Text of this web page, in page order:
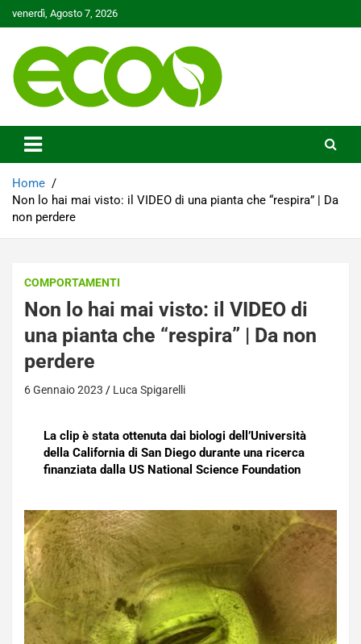
to
venerdì, Agosto 7, 2026
Ecoo.it
Home
Non lo hai mai visto: il VIDEO di una pianta che “respira” | Da
non perdere
COMPORTAMENTI
Non lo hai mai visto: il VIDEO di
una pianta che “respira” | Da non
perdere
6 Gennaio 2023 Luca Spigarelli
La clip è stata ottenuta dai biologi dell’Università
della California di San Diego durante una ricerca
finanziata dalla US National Science Foundation